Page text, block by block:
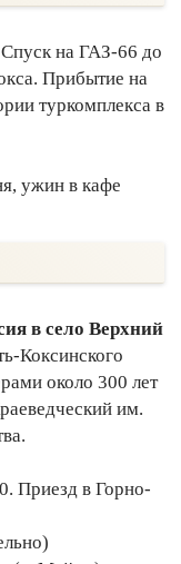
на ГАЗ-66 до
Прибытие на
туркомплекса в
ужин в кафе
в село Верхний
Коксинского
около 300 лет
им.
Приезд в Горно-